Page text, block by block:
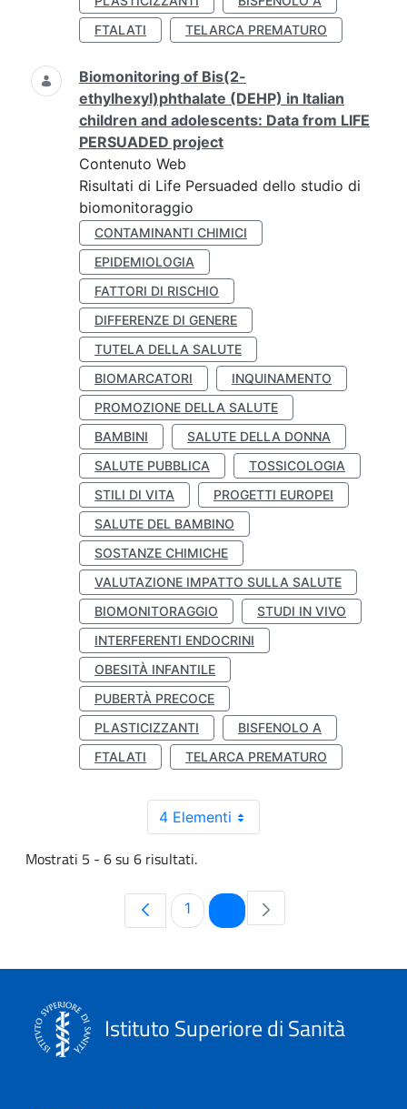
FTALATI
TELARCA PREMATURO
Biomonitoring of Bis(2-
ethylhexyl)phthalate (DEHP) in Italian
children and adolescents: Data from LIFE
PERSUADED project
Contenuto Web
Risultati di Life Persuaded dello studio di
biomonitoraggio
CONTAMINANTI CHIMICI
EPIDEMIOLOGIA
FATTORI DI RISCHIO
DIFFERENZE DI GENERE
TUTELA DELLA SALUTE
BIOMARCATORI
INQUINAMENTO
PROMOZIONE DELLA SALUTE
BAMBINI
SALUTE DELLA DONNA
SALUTE PUBBLICA
TOSSICOLOGIA
STILI DI VITA
PROGETTI EUROPEI
SALUTE DEL BAMBINO
SOSTANZE CHIMICHE
VALUTAZIONE IMPATTO SULLA SALUTE
BIOMONITORAGGIO
STUDI IN VIVO
INTERFERENTI ENDOCRINI
OBESITÀ INFANTILE
PUBERTÀ PRECOCE
PLASTICIZZANTI
BISFENOLO A
FTALATI
TELARCA PREMATURO
4 Elementi
Mostrati 5 - 6 su 6 risultati.
Pagina
1 Pagina
Istituto Superiore di Sanità